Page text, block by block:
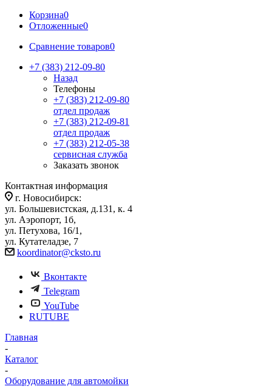
Корзина0
Отложенные0
Сравнение товаров0
+7 (383) 212-09-80
Назад
Телефоны
+7 (383) 212-09-80
отдел продаж
+7 (383) 212-09-81
отдел продаж
+7 (383) 212-05-38
сервисная служба
Заказать звонок
Контактная информация
г. Новосибирск:
ул. Большевистская, д.131, к. 4
ул. Аэропорт, 1б,
ул. Петухова, 16/1,
ул. Кутателадзе, 7
koordinator@cksto.ru
Вконтакте
Telegram
YouTube
RUTUBE
Главная
-
Каталог
-
Оборудование для автомойки